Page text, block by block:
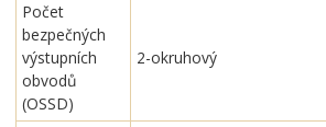
Počet
bezpečných
výstupních
obvodů
(OSSD)
2-okruhový